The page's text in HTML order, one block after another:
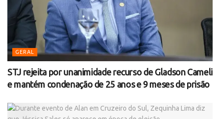
GERAL
STJ rejeita por unanimidade recurso de Gladson Cameli
e mantém condenação de 25 anos e 9 meses de prisão